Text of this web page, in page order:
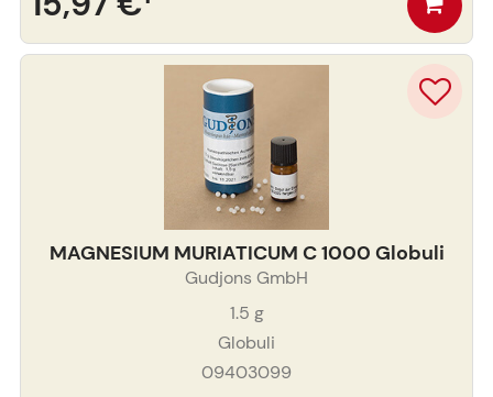
MAGNESIUM MURIATICUM C 1000 Globuli
Gudjons GmbH
1.5 g
Globuli
09403099